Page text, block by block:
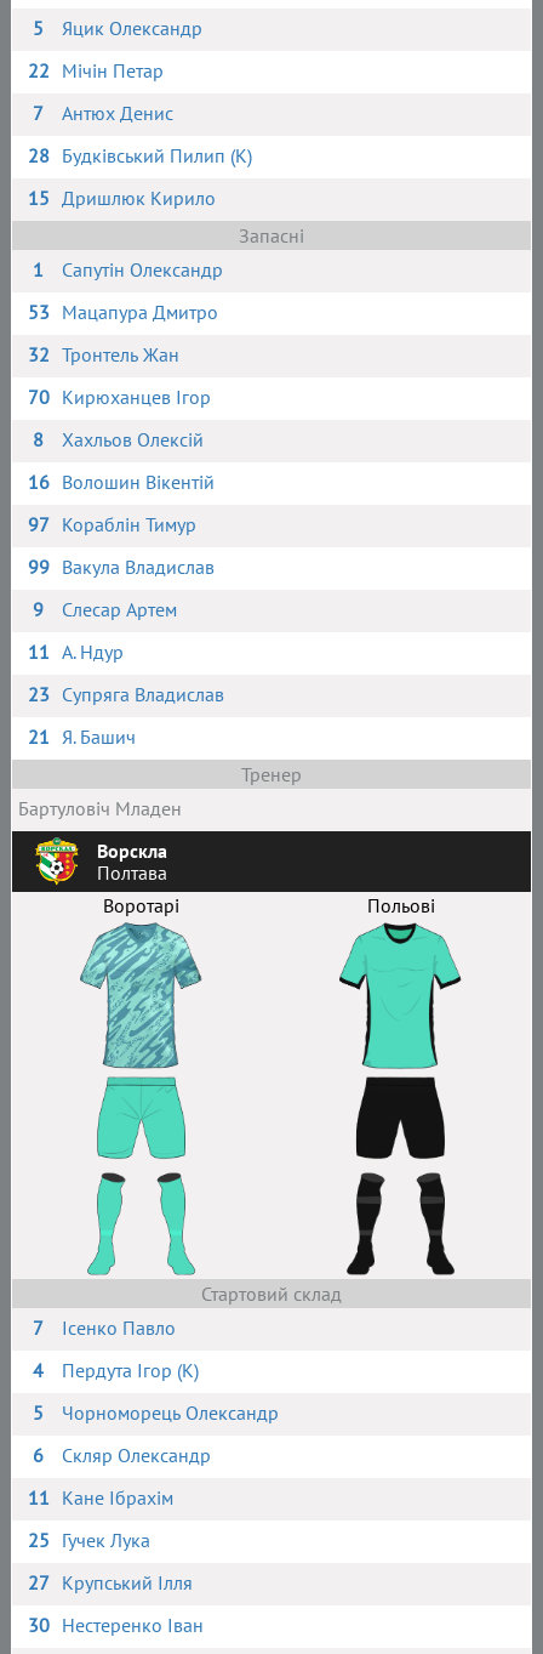
5
Яцик Олександр
22 Мічін Петар
7
Антюх Денис
28 Будківський Пилип (К)
15 Дришлюк Кирило
Запасні
1
Сапутін Олександр
53 Мацапура Дмитро
32 Тронтель Жан
70 Кирюханцев Ігор
8
Хахльов Олексій
16 Волошин Вікентій
97 Кораблін Тимур
99 Вакула Владислав
9
Слесар Артем
11 А. Ндур
23 Супряга Владислав
21 Я. Башич
Тренер
Бартуловіч Младен
Ворскла
Полтава
Воротарі
Польові
Стартовий склад
7
Ісенко Павло
4
Пердута Ігор (К)
5
Чорноморець Олександр
6
Скляр Олександр
11 Кане Ібрахім
25 Гучек Лука
27 Крупський Ілля
30 Нестеренко Іван